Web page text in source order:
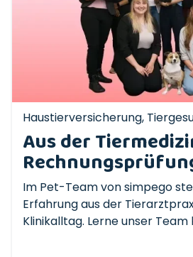
Haustierversicherung,
Aus der
Im Pet-Team von simpego
Erfahrung aus der
Klinikalltag. Lerne unser Team